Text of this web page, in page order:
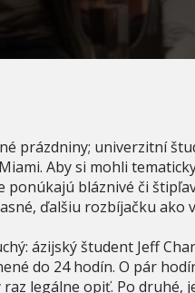
prázdniny; univerzitní
Aby si mohli
bláznivé či
ďalšiu rozbíjačku ako
ázijský študent Jeff
do 24 hodín. O pár
legálne opiť. Po druhé,